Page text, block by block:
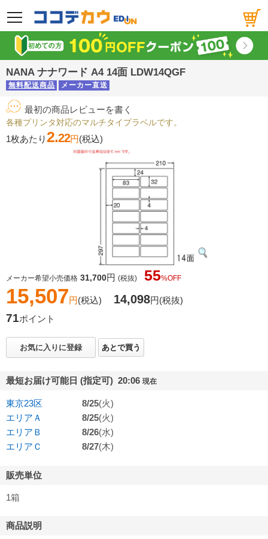
メニュー
NANA ナナワード A4 14面 LDW14QGF
無料配送商品 メーカー直送
最初の商品レビューを書く
各種プリンタ対応のマルチタイプラベルです。
1枚あたり2.22円(税込)
メーカー希望小売価格 31,700円 (税抜) 55%OFF
15,507円(税込) 14,098円(税抜)
71ポイント
お気に入りに登録 あとで買う
最短お届け可能日 (指定可) 20:06 現在
東京23区 8/25(火)
エリアＡ
8/25(火)
エリアＢ
8/26(水)
エリアＣ
8/27(木)
販売単位
1箱
商品説明